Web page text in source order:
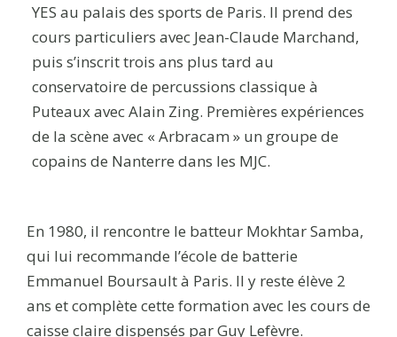
YES au palais des sports de Paris. Il prend des
cours particuliers avec Jean-Claude Marchand,
puis s’inscrit trois ans plus tard au
conservatoire de percussions classique à
Puteaux avec Alain Zing. Premières expériences
de la scène avec « Arbracam » un groupe de
copains de Nanterre dans les MJC.
En 1980, il rencontre le batteur Mokhtar Samba,
qui lui recommande l’école de batterie
Emmanuel Boursault à Paris. Il y reste élève 2
ans et complète cette formation avec les cours de
caisse claire dispensés par Guy Lefèvre.